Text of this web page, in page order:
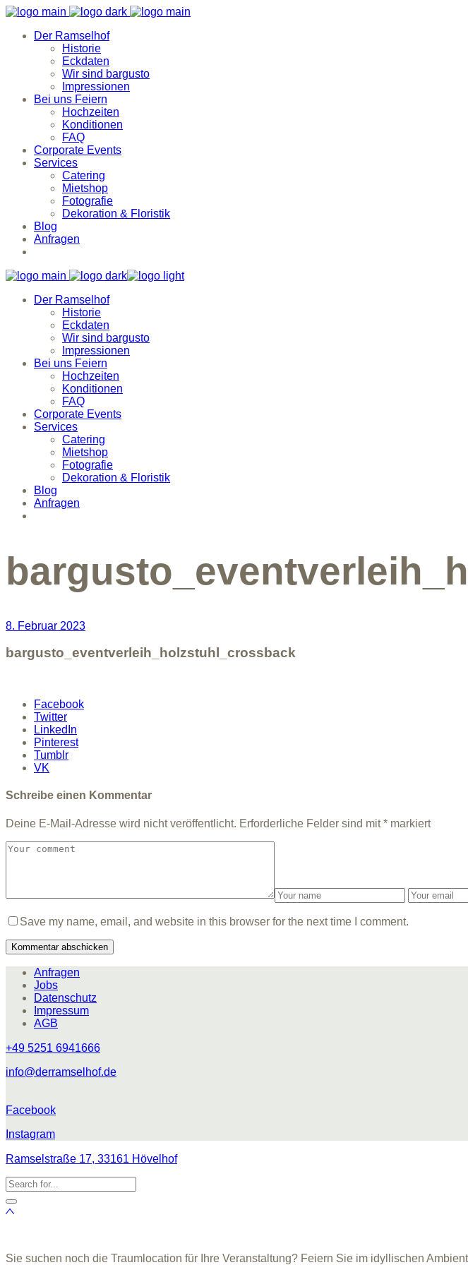
Der Ramselhof
Historie
Eckdaten
Wir sind bargusto
Impressionen
Bei uns Feiern
Hochzeiten
Konditionen
FAQ
Corporate Events
Services
Catering
Mietshop
Fotografie
Dekoration & Floristik
Blog
Anfragen
Der Ramselhof
Historie
Eckdaten
Wir sind bargusto
Impressionen
Bei uns Feiern
Hochzeiten
Konditionen
FAQ
Corporate Events
Services
Catering
Mietshop
Fotografie
Dekoration & Floristik
Blog
Anfragen
8. Februar 2023
bargusto_eventverleih_holzstuhl_crossback
Facebook
Twitter
LinkedIn
Pinterest
Tumblr
VK
Schreibe einen Kommentar
Deine E-Mail-Adresse wird nicht veröffentlicht. Erforderliche Felder sind mit* markiert
Save my name, email, and website in this browser for the next time I comment.
Anfragen
Jobs
Datenschutz
Impressum
AGB
+49 5251 6941666
info@derramselhof.de
Facebook
Instagram
Ramselstraße 17, 33161 Hövelhof
Sie suchen noch die Traumlocation für Ihre Veranstaltung? Feiern Sie im idyllischen